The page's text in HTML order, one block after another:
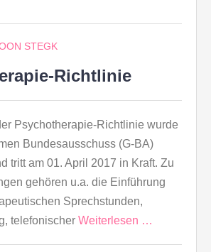
STEGK
Richtlinie
Psychotherapie-Richtlinie wurde
Bundesausschuss (G-BA)
tritt am 01. April 2017 in Kraft. Zu
gehören u.a. die Einführung
Sprechstunden,
telefonischer Weiterlesen …